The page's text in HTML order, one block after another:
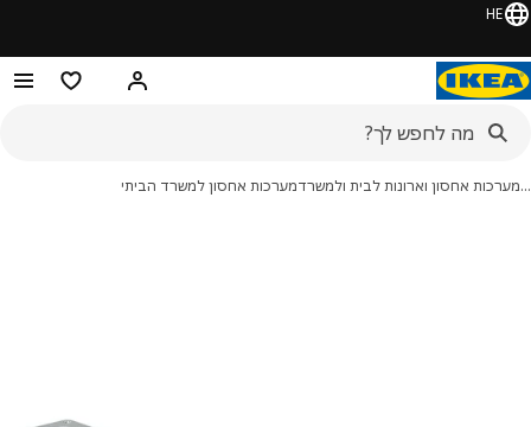
HE
היי! התחברו או הירשמו
מוצרים
אחסון וארונות לבית ולמשרדמערכות אחסון למשרד הביתי